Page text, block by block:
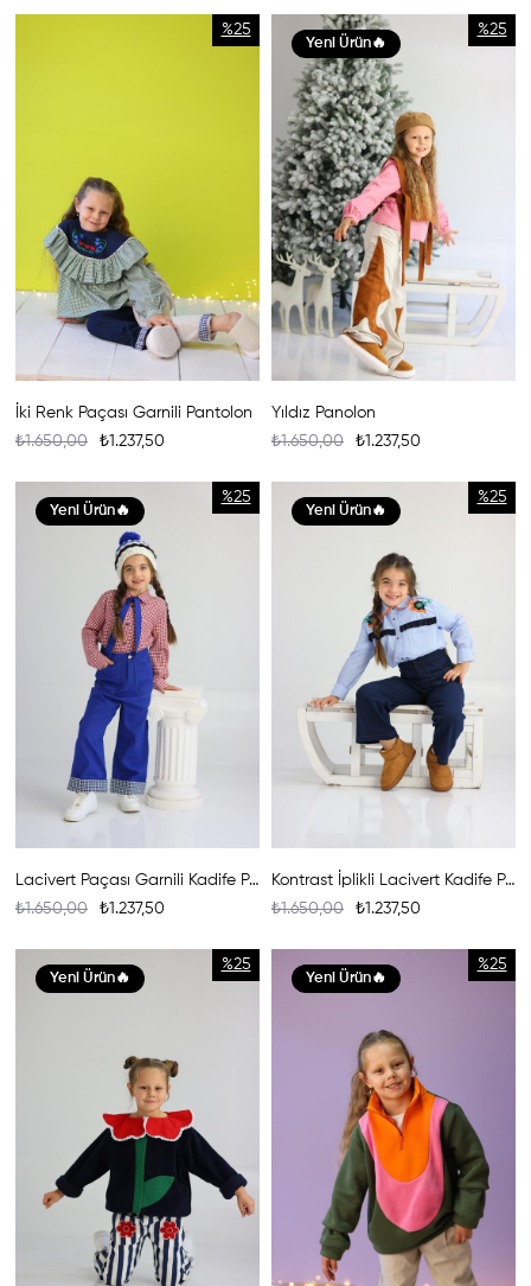
İki Renk Paçası Garnili Pantolon
₺1.237,50
₺1.650,00
%25
Yıldız Panolon
₺1.237,50
₺1.650,00
%25
Yeni Ürün
Lacivert Paçası Garnili Kadife Pantolon
₺1.237,50
₺1.650,00
%25
Yeni Ürün
Kontrast İplikli Lacivert Kadife Pantolon
₺1.237,50
₺1.650,00
%25
Yeni Ürün
%25
Yeni Ürün
%25
Yeni Ürün